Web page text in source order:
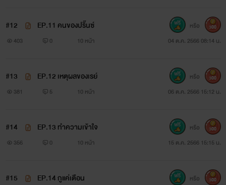
#12 EP.11 คนของปริ๊นซ์
403 0 10 หน้า 04 ต.ค. 2566 08:14 น.
หรือ 300
#13 EP.12 เหตุผลของเรย์
381 5 10 หน้า 06 ต.ค. 2566 15:12 น.
หรือ 300
#14 EP.13 ทำความเข้าใจ
356 0 10 หน้า 15 ต.ค. 2566 15:15 น.
หรือ 300
#15 EP.14 กูแค่เตือน หรือ 300